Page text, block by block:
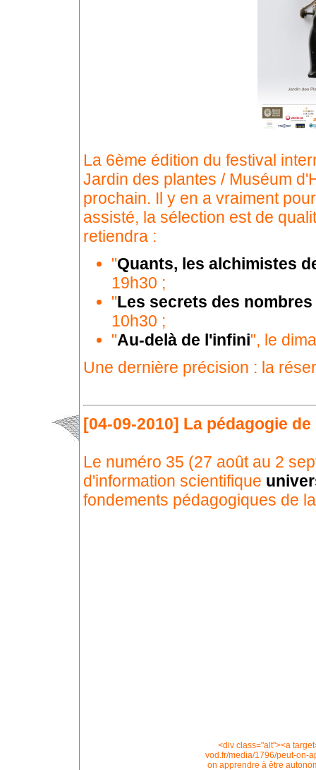
La 6ème édition du festival
Jardin des plantes / Muséum
prochain. Il y en a vraiment
assisté, la sélection est de
retiendra :
"Quants, les alchimistes
19h30 ;
"Les secrets des
10h30 ;
"Au-delà de l'infini", le
Une dernière précision : la
[04-09-2010] La pédagogie
Le numéro 35 (27 août au 2
d'information scientifique
fondements pédagogiques de
<div class="alt"><a
vod.fr/media/1796/peut-on-
on apprendre à être